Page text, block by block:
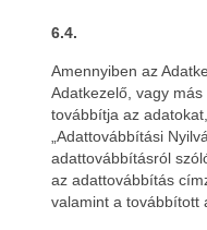
6.4.
Amennyiben az
Adatkezelő, vagy
továbbítja az
„Adattovábbítási
adattovábbításról
az adattovábbítás
valamint a továbbított